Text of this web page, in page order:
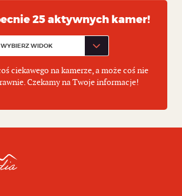
25 aktywnych kamer!
ciekawego na kamerze, a może coś nie
Czekamy na Twoje informacje!